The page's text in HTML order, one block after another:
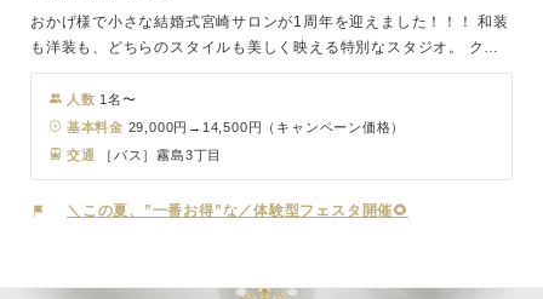
おかげ様で小さな結婚式宮崎サロンが1周年を迎えました！！！ 和装
も洋装も、どちらのスタイルも美しく映える特別なスタジオ。 クラ
シカルな洋の世界観と、しっとりと品のある和の空気感── おふたり
の“らしさ”に合わせて自由に選べます♪ 上質なインテリアと自然光が
織りなす空間は、 どんなシーンでもドラマチックに仕上がるのが魅
力。 気取らず、でもしっかり特別感のある撮影をしたいカップルに
人数 1名〜
基本料金 29,000円→14,500円（キャンペーン価格）
交通
［バス］霧島3丁目
＼この夏、”一番お得”な／体験型フェスタ開催🌻